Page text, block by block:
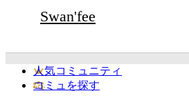
Swan'fee
人気コミュニティ
コミュを探す